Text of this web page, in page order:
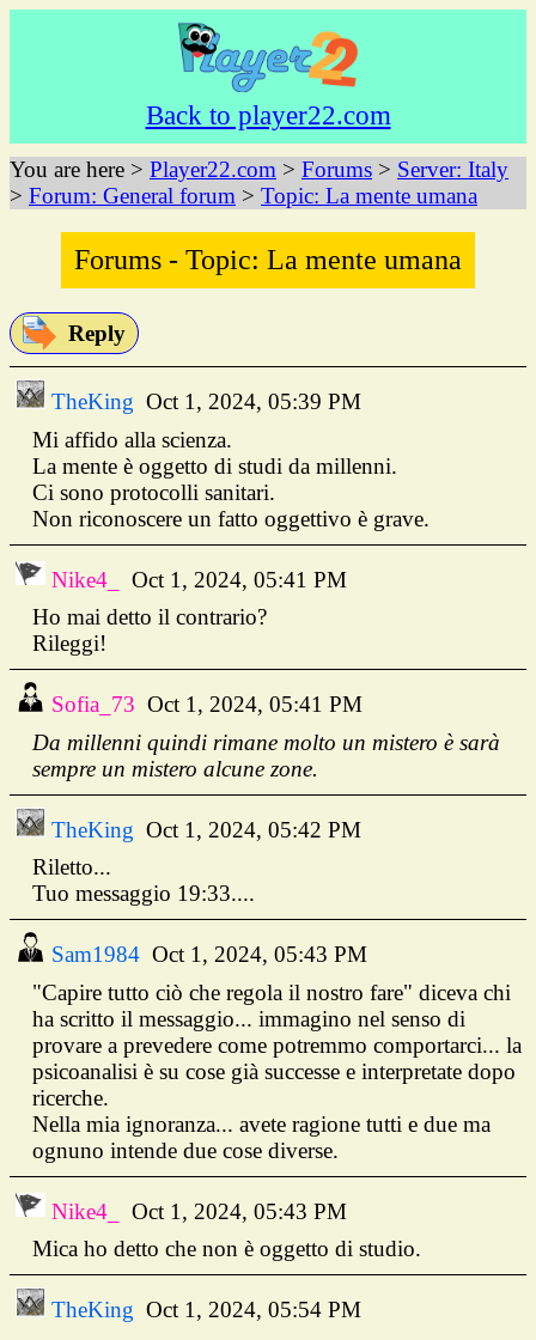
Back to player22.com
You are here > Player22.com > Forums > Server: Italy
> Forum: General forum > Topic: La mente umana
Forums - Topic: La mente umana
Reply
TheKing Oct 1, 2024, 05:39 PM
Mi affido alla scienza.
La mente è oggetto di studi da millenni.
Ci sono protocolli sanitari.
Non riconoscere un fatto oggettivo è grave.
Nike4_
Oct 1, 2024, 05:41 PM
Ho mai detto il contrario?
Rileggi!
Sofia_73 Oct 1, 2024, 05:41 PM
Da millenni quindi rimane molto un mistero è sarà
sempre un mistero alcune zone.
TheKing Oct 1, 2024, 05:42 PM
Riletto...
Tuo messaggio 19:33....
Sam1984 Oct 1, 2024, 05:43 PM
"Capire tutto ciò che regola il nostro fare" diceva chi
ha scritto il messaggio... immagino nel senso di
provare a prevedere come potremmo comportarci... la
psicoanalisi è su cose già successe e interpretate dopo
ricerche.
Nella mia ignoranza... avete ragione tutti e due ma
ognuno intende due cose diverse.
Nike4_
Oct 1, 2024, 05:43 PM
Mica ho detto che non è oggetto di studio.
TheKing Oct 1, 2024, 05:54 PM